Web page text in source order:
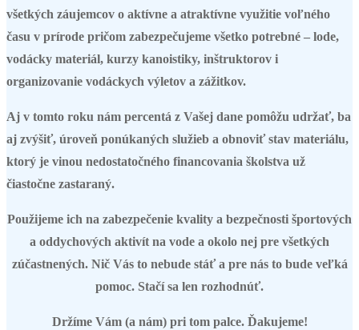
všetkých záujemcov o aktívne a atraktívne využitie voľného
času v prírode pričom zabezpečujeme všetko potrebné – lode,
vodácky materiál, kurzy kanoistiky, inštruktorov i
organizovanie vodáckych výletov a zážitkov.
Aj v tomto roku nám percentá z Vašej dane pomôžu udržať, ba
aj zvýšiť, úroveň ponúkaných služieb a obnoviť stav materiálu,
ktorý je vinou nedostatočného financovania školstva už
čiastočne zastaraný.
Použijeme ich na zabezpečenie kvality a bezpečnosti športových
a oddychových aktivít na vode a okolo nej pre všetkých
zúčastnených. Nič Vás to nebude stáť a pre nás to bude veľká
pomoc. Stačí sa len rozhodnúť.
Držíme Vám (a nám) pri tom palce. Ďakujeme!